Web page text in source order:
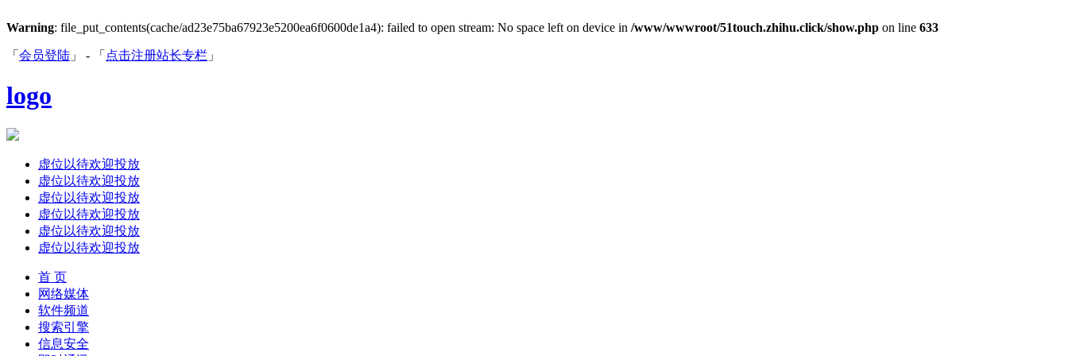
Warning: file_put_contents(cache/ad23e75ba67923e5200ea6f0600de1a4): failed to open stream: No space left on device in /www/wwwroot/51touch.zhihu.click/show.php on line 633
「 会员登陆 」 - 「 点击注册站长专栏 」
logo
虚位以待欢迎投放
虚位以待欢迎投放
虚位以待欢迎投放
虚位以待欢迎投放
虚位以待欢迎投放
虚位以待欢迎投放
首 页
网络媒体
软件频道
搜索引擎
信息安全